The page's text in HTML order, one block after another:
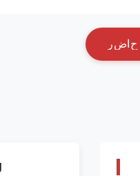
ح ضر